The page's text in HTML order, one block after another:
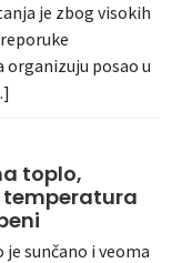
je zbog visokih
organizuju posao u
toplo,
sunčano i veoma